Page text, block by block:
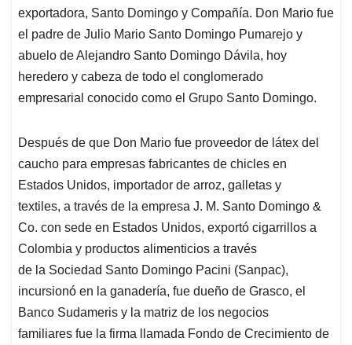
exportadora, Santo Domingo y Compañía. Don Mario fue
el padre de Julio Mario Santo Domingo Pumarejo y
abuelo de Alejandro Santo Domingo Dávila, hoy
heredero y cabeza de todo el conglomerado
empresarial conocido como el Grupo Santo Domingo.
Después de que Don Mario fue proveedor de látex del
caucho para empresas fabricantes de chicles en
Estados Unidos, importador de arroz, galletas y
textiles, a través de la empresa J. M. Santo Domingo &
Co. con sede en Estados Unidos, exportó cigarrillos a
Colombia y productos alimenticios a través
de la Sociedad Santo Domingo Pacini (Sanpac),
incursionó en la ganadería, fue dueño de Grasco, el
Banco Sudameris y la matriz de los negocios
familiares fue la firma llamada Fondo de Crecimiento de